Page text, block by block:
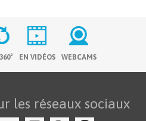
EN VIDÉOS WEBCAMS
les réseaux sociaux